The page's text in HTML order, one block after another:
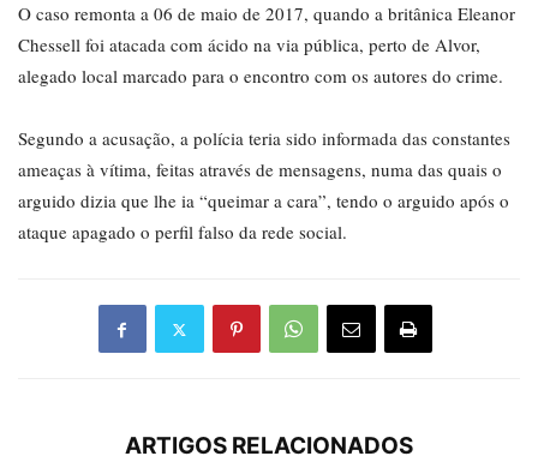
O caso remonta a 06 de maio de 2017, quando a britânica Eleanor
Chessell foi atacada com ácido na via pública, perto de Alvor,
alegado local marcado para o encontro com os autores do crime.
Segundo a acusação, a polícia teria sido informada das constantes
ameaças à vítima, feitas através de mensagens, numa das quais o
arguido dizia que lhe ia “queimar a cara”, tendo o arguido após o
ataque apagado o perfil falso da rede social.
ARTIGOS RELACIONADOS